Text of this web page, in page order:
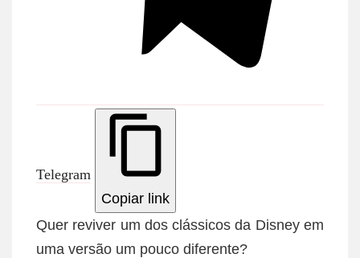
Telegram
Copiar link
Quer reviver um dos clássicos da Disney em
uma versão um pouco diferente?